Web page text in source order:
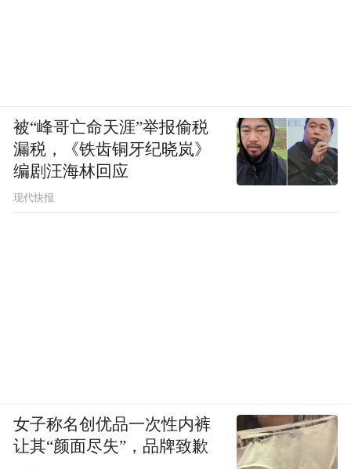
被“峰哥亡命天涯”举报偷税
漏税，《铁齿铜牙纪晓岚》
编剧汪海林回应
现代快报
女子称名创优品一次性内裤
让其“颜面尽失”，品牌致歉